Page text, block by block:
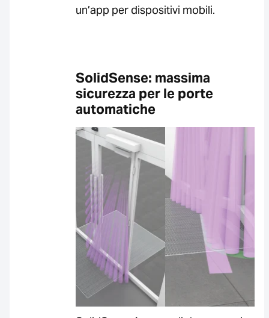
un’app per dispositivi mobili.
SolidSense: massima
sicurezza per le porte
automatiche